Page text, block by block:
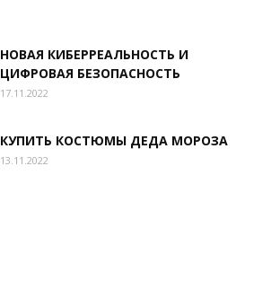
НОВАЯ КИБЕРРЕАЛЬНОСТЬ И
ЦИФРОВАЯ БЕЗОПАСНОСТЬ
17.11.2022
КУПИТЬ КОСТЮМЫ ДЕДА МОРОЗА
13.11.2022